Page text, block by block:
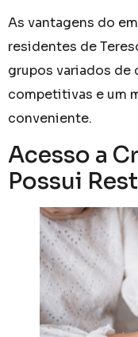
As vantagens do
residentes de
grupos variados de
competitivas e um
conveniente.
Acesso a
Possui